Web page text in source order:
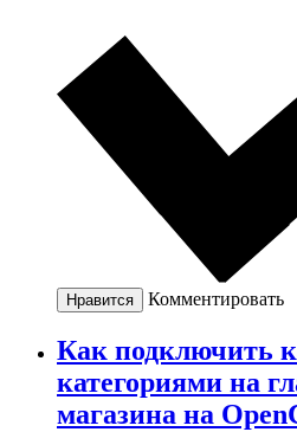
Нравится Комментировать
Как подключить
категориями на
магазина на